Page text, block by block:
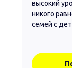
высокий
никого
семей с